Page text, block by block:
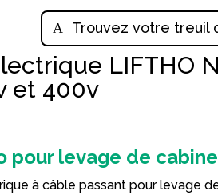
Trouvez votre treuil
LIFTHO
et 400v
levage de cabine
à câble passant pour levage